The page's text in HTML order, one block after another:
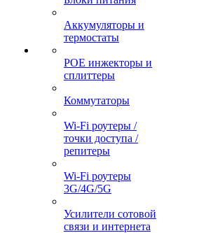
Аккумуляторы и
термостаты
POE инжекторы и
сплиттеры
Коммутаторы
Wi-Fi роутеры /
точки доступа /
репитеры
Wi-Fi роутеры
3G/4G/5G
Усилители сотовой
связи и интернета